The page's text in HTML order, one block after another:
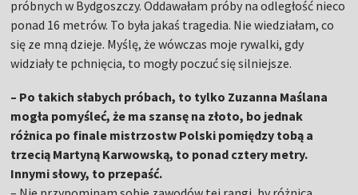
próbnych w Bydgoszczy. Oddawałam próby na odległość nieco
ponad 16 metrów. To była jakaś tragedia. Nie wiedziałam, co
się ze mną dzieje. Myślę, że wówczas moje rywalki, gdy
widziały te pchnięcia, to mogły poczuć się silniejsze.
– Po takich słabych próbach, to tylko Zuzanna Maślana
mogła pomyśleć, że ma szansę na złoto, bo jednak
różnica po finale mistrzostw Polski pomiędzy tobą a
trzecią Martyną Karwowską, to ponad cztery metry.
Innymi słowy, to przepaść.